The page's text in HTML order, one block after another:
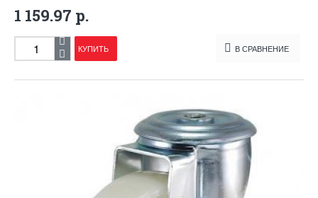
1 159.97 р.
КУПИТЬ В СРАВНЕНИЕ